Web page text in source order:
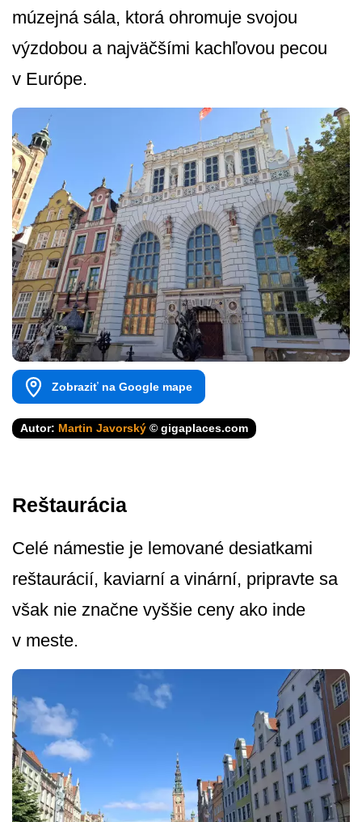
múzejná sála, ktorá ohromuje svojou
výzdobou a najväčšími kachľovou pecou
v Európe.
Zobraziť na Google mape
Autor: Martin Javorský © gigaplaces.com
Reštaurácia
Celé námestie je lemované desiatkami
reštaurácií, kaviarní a vinární, pripravte sa
však nie značne vyššie ceny ako inde
v meste.